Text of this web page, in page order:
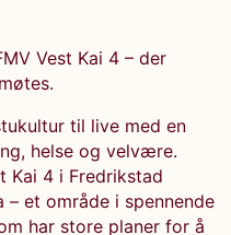
Vest Kai 4 – der
til live med en
helse og velvære.
Kai 4 i Fredrikstad
et område i spennende
har store planer for å